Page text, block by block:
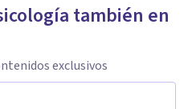
también en
exclusivos